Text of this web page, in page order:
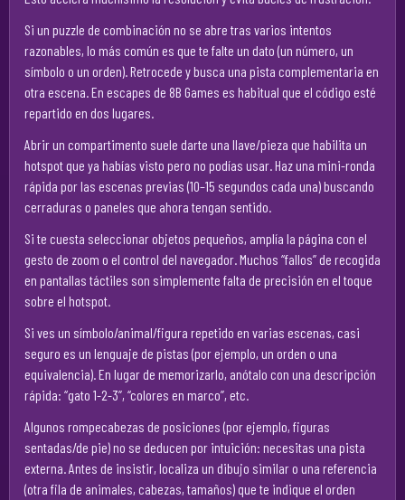
Si un puzzle de combinación no se abre tras varios intentos
razonables, lo más común es que te falte un dato (un número, un
símbolo o un orden). Retrocede y busca una pista complementaria en
otra escena. En escapes de 8B Games es habitual que el código esté
repartido en dos lugares.
Abrir un compartimento suele darte una llave/pieza que habilita un
hotspot que ya habías visto pero no podías usar. Haz una mini-ronda
rápida por las escenas previas (10–15 segundos cada una) buscando
cerraduras o paneles que ahora tengan sentido.
Si te cuesta seleccionar objetos pequeños, amplía la página con el
gesto de zoom o el control del navegador. Muchos “fallos” de recogida
en pantallas táctiles son simplemente falta de precisión en el toque
sobre el hotspot.
Si ves un símbolo/animal/figura repetido en varias escenas, casi
seguro es un lenguaje de pistas (por ejemplo, un orden o una
equivalencia). En lugar de memorizarlo, anótalo con una descripción
rápida: “gato 1-2-3”, “colores en marco”, etc.
Algunos rompecabezas de posiciones (por ejemplo, figuras
sentadas/de pie) no se deducen por intuición: necesitas una pista
externa. Antes de insistir, localiza un dibujo similar o una referencia
(otra fila de animales, cabezas, tamaños) que te indique el orden